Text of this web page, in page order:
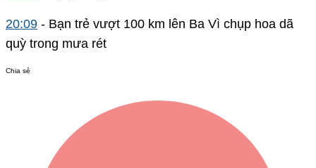
20:09 - Bạn trẻ vượt 100 km lên Ba Vì chụp hoa dã
quỳ trong mưa rét
Chia sẻ